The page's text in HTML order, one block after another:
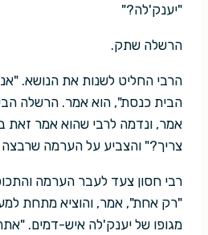
"יענק'לה?"
הרשלה שתק.
הרבי החליט לשנות את הנושא.
הבית כנסת", הוא אמר. הרשלה
אמר, ונדמה לרבי שהוא אמר זאת
צריך?" והצביע על הערמה
רבי חסון צעד לעבר הערמה
"רק אחת", אמר, והוציא מתחת
מגופו של יענק'לה איש-דמים.